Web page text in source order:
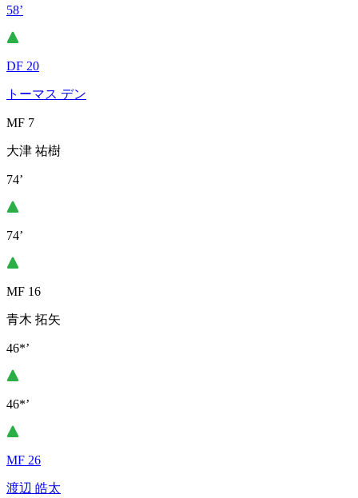
58’
DF 20
トーマス デン
MF 7
大津 祐樹
74’
74’
MF 16
青木 拓矢
46*’
46*’
MF 26
渡辺 皓太